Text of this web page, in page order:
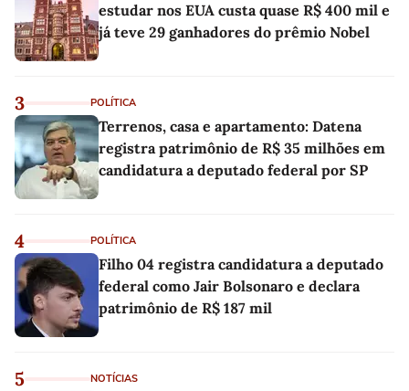
estudar nos EUA custa quase R$ 400 mil e
já teve 29 ganhadores do prêmio Nobel
3 POLÍTICA
Terrenos, casa e apartamento: Datena
registra patrimônio de R$ 35 milhões em
candidatura a deputado federal por SP
4 POLÍTICA
Filho 04 registra candidatura a deputado
federal como Jair Bolsonaro e declara
patrimônio de R$ 187 mil
5 NOTÍCIAS